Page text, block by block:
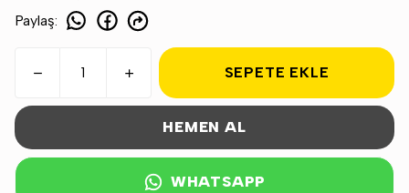
Paylaş:
SEPETE EKLE
HEMEN AL
WHATSAPP